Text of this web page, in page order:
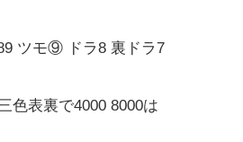
ツモ⑨ ドラ8 裏ドラ7
色表裏で4000 8000は